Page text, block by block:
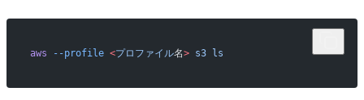
aws --profile <プロファイル名> s3 ls